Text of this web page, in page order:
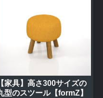
【家具】高さ300サイズの
型のスツール【formZ】